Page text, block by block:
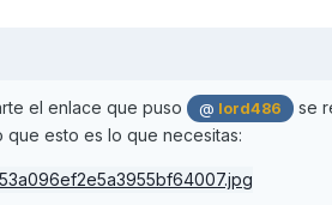
el enlace que puso @ lord486
se
esto es lo que necesitas: